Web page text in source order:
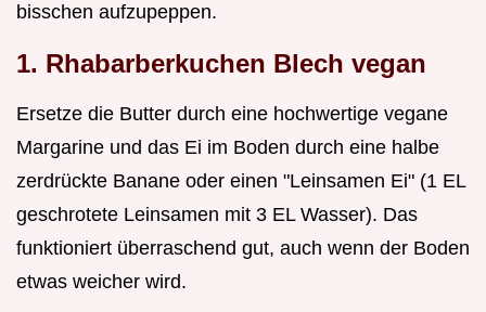
bisschen aufzupeppen.
1. Rhabarberkuchen Blech vegan
Ersetze die Butter durch eine hochwertige vegane
Margarine und das Ei im Boden durch eine halbe
zerdrückte Banane oder einen "Leinsamen Ei" (1 EL
geschrotete Leinsamen mit 3 EL Wasser). Das
funktioniert überraschend gut, auch wenn der Boden
etwas weicher wird.